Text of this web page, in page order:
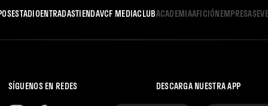
ESTADIOENTRADASTIENDAVCF MEDIACLUBACADEMIAAFICIÓNEMPRESAS
SÍGUENOS EN REDES DESCARGA NUESTRA APP